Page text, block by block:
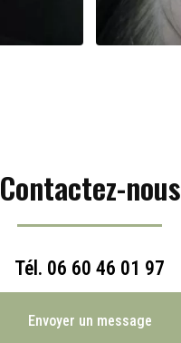
Contactez-nous
Tél. 06 60 46 01 97
Envoyer un message